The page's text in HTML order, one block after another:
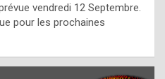
h
t
f
vendredi 12 Septembre.
pour les prochaines